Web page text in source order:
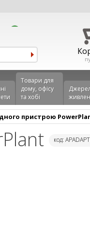
Товари для
дому, офісу
та хобі
пристрою
код: